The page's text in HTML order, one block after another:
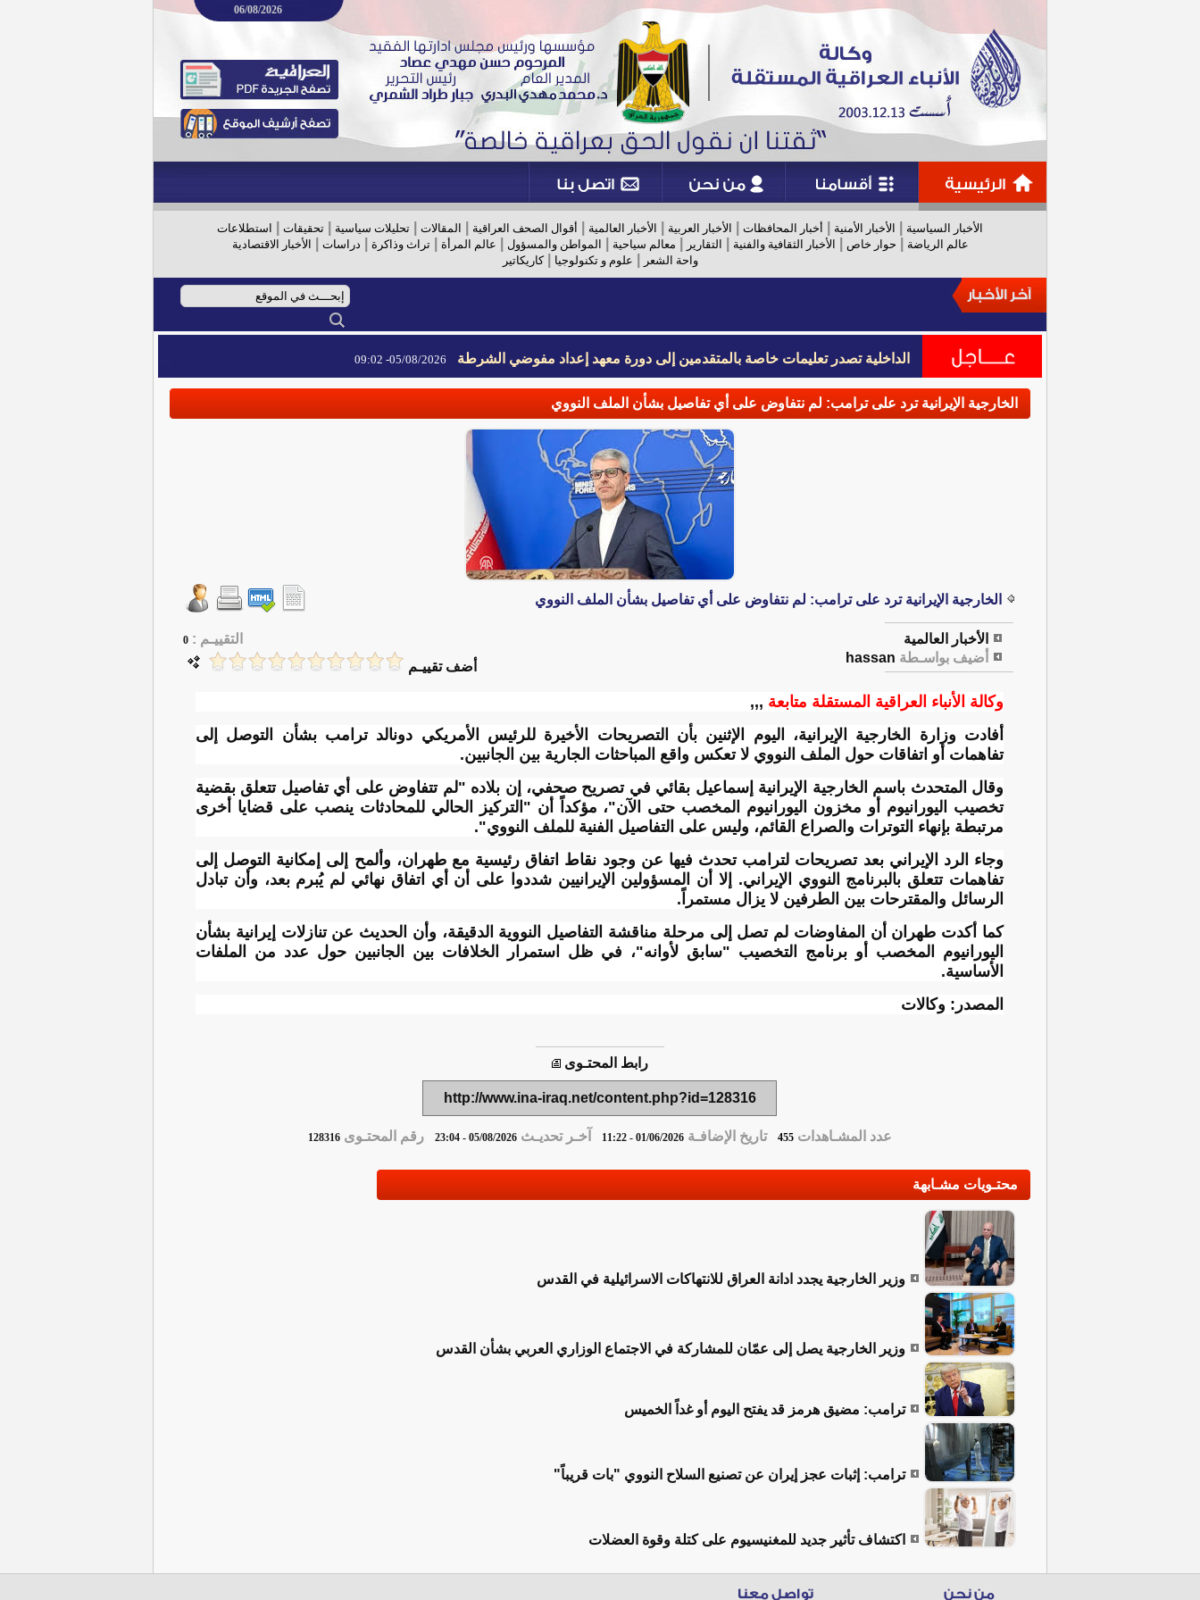
06/08/2026
الأخبار السياسية الأخبار الأمنية أخبار المحافظات الأخبار العربية الأخبار العالمية أقوال الصحف العراقية المقالات تحليلات سياسية تحقيقات
استطلاعات
عالم الرياضة
حوار خاص الأخبار الثقافية والفنية التقارير معالم سياحية المواطن والمسؤول عالم المرأة |تراث وذاكرة دراسات
الأخبار الاقتصادية
واحة الشعر
علوم و تكنولوجيا |كاريكاتير
الداخلية تصدر تعليمات خاصة بالمتقدمين إلى دورة معهد إعداد مفوضي الشرطة 05/08/2026- 09:02
الداخلية تصدر تعليمات خاصة بالمتقدمين إلى دورة معهد إعداد مفوضي الشرطة 05/08/2026- 09:02
الخارجية الإيرانية ترد على ترامب: لم نتفاوض على أي تفاصيل بشأن الملف النووي
الخارجية الإيرانية ترد على ترامب: لم نتفاوض على أي تفاصيل بشأن الملف النووي
الأخبار العالمية التقييـم : 0
أضيف بواسـطة hassan
أضف تقييـم
وكالة الأنباء العراقية المستقلة متابعة ,,,
أفادت وزارة الخارجية الإيرانية، اليوم الإثنين بأن التصريحات الأخيرة للرئيس الأمريكي دونالد ترامب بشأن التوصل إلى
تفاهمات أو اتفاقات حول الملف النووي لا تعكس واقع المباحثات الجارية بين الجانبين.
وقال المتحدث باسم الخارجية الإيرانية إسماعيل بقائي في تصريح صحفي، إن بلاده "لم تتفاوض على أي تفاصيل تتعلق بقضية
تخصيب اليورانيوم أو مخزون اليورانيوم المخصب حتى الآن"، مؤكداً أن "التركيز الحالي للمحادثات ينصب على قضايا أخرى
مرتبطة بإنهاء التوترات والصراع القائم، وليس على التفاصيل الفنية للملف النووي".
وجاء الرد الإيراني بعد تصريحات لترامب تحدث فيها عن وجود نقاط اتفاق رئيسية مع طهران، وألمح إلى إمكانية التوصل إلى
تفاهمات تتعلق بالبرنامج النووي الإيراني. إلا أن المسؤولين الإيرانيين شددوا على أن أي اتفاق نهائي لم يُبرم بعد، وأن تبادل
الرسائل والمقترحات بين الطرفين لا يزال مستمراً.
كما أكدت طهران أن المفاوضات لم تصل إلى مرحلة مناقشة التفاصيل النووية الدقيقة، وأن الحديث عن تنازلات إيرانية بشأن
اليورانيوم المخصب أو برنامج التخصيب "سابق لأوانه"، في ظل استمرار الخلافات بين الجانبين حول عدد من الملفات
الأساسية.
المصدر: وكالات
رابط المحتـوى
http://www.ina-iraq.net/content.php?id=128316
عدد المشـاهدات455 تاريخ الإضافـة01/06/2026 - 11:22 آخـر تحديـث05/08/2026 - 23:04 رقم المحتـوى128316
محتـويات مشـابهة
وزير الخارجية يجدد ادانة العراق للانتهاكات الاسرائيلية في القدس
وزير الخارجية يصل إلى عمّان للمشاركة في الاجتماع الوزاري العربي بشأن القدس
ترامب: مضيق هرمز قد يفتح اليوم أو غداً الخميس
ترامب: إثبات عجز إيران عن تصنيع السلاح النووي "بات قريباً"
اكتشاف تأثير جديد للمغنيسيوم على كتلة وقوة العضلات